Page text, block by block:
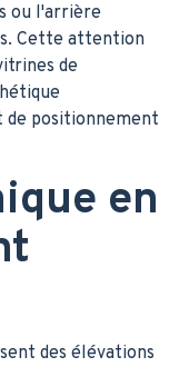
ou l'arrière
Cette attention
de
positionnement
en
des élévations